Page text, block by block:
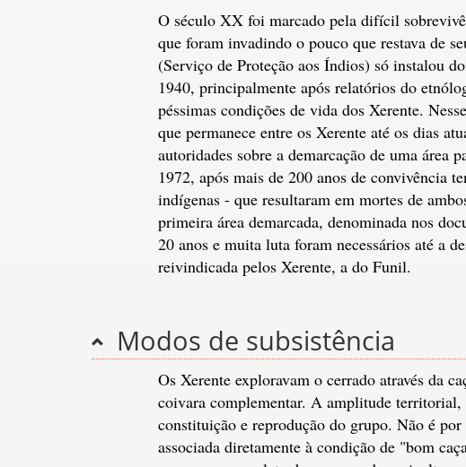
O século XX foi marcado pela difícil
que foram invadindo o pouco que restava de
(Serviço de Proteção aos Índios) só instalou
1940, principalmente após relatórios do
péssimas condições de vida dos Xerente.
que permanece entre os Xerente até os dias
autoridades sobre a demarcação de uma área
1972, após mais de 200 anos de convivência
indígenas - que resultaram em mortes de
primeira área demarcada, denominada nos
20 anos e muita luta foram necessários até a
reivindicada pelos Xerente, a do Funil.
Modos de subsistência
Os Xerente exploravam o cerrado através da
coivara complementar. A amplitude
constituição e reprodução do grupo. Não é
associada diretamente à condição de "bom